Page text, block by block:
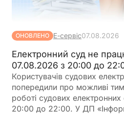
ОНОВЛЕНО Е-сервіс07.08.2026
Електронний суд не
07.08.2026 з 20:00 до
Користувачів судових
попередили про можливі
роботі судових
20:00 до 22:00. У ДП